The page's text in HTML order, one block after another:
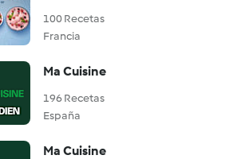
100 Recetas
Francia
Ma Cuisine
196 Recetas
España
Ma Cuisine